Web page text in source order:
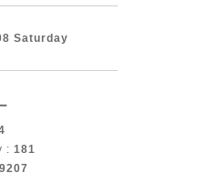
Saturday
: 181